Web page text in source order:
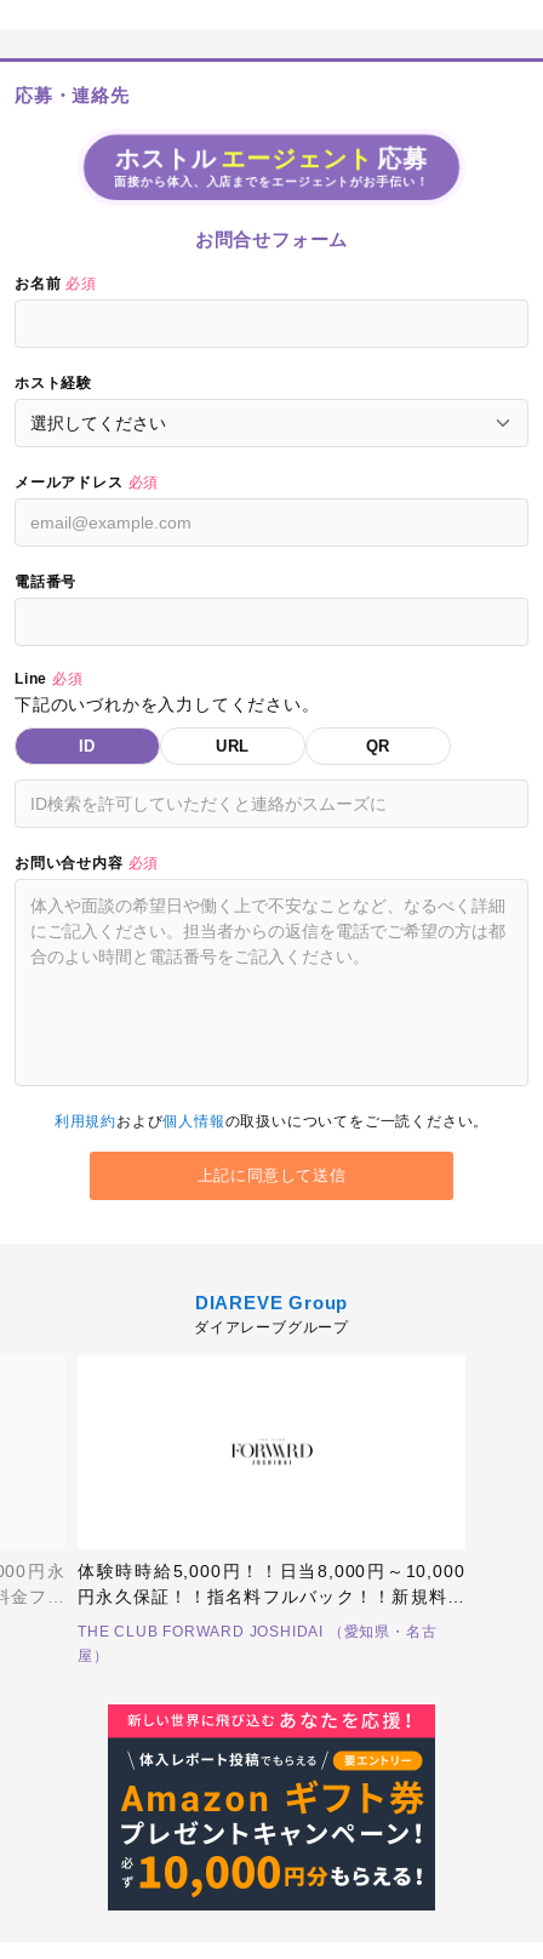
応募・連絡先
ホストル エージェント 応募
面接から体入、入店までをエージェントがお手伝い！
お問合せフォーム
お名前 必須
ホスト経験
メールアドレス 必須
電話番号
Line 必須
下記のいづれかを入力してください。
ID URL QR
お問い合せ内容 必須
利用規約および個人情報の取扱いについてをご一読ください。
DIAREVE Group
ダイアレーブグループ
円永
金フル
体験時時給5,000円！！日当8,000円～10,000
円永久保証！！指名料フルバック！！新規料金
バック！！業界トップクラスの離職率の低さ！
成長を妨げるようなノルマ・罰金は一切ござい
THE CLUB FORWARD JOSHIDAI （愛知県・名古
屋）